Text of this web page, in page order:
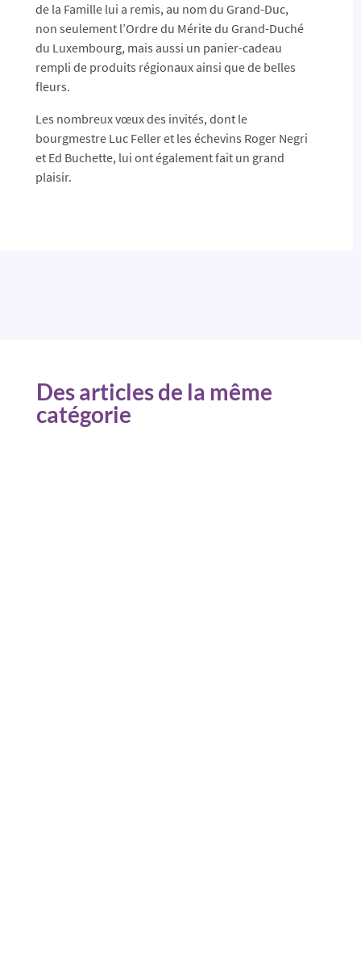
de la Famille lui a remis, au nom du Grand-Duc,
non seulement l’Ordre du Mérite du Grand-Duché
du Luxembourg, mais aussi un panier-cadeau
rempli de produits régionaux ainsi que de belles
fleurs.
Les nombreux vœux des invités, dont le
bourgmestre Luc Feller et les échevins Roger Negri
et Ed Buchette, lui ont également fait un grand
plaisir.
Des articles de la même
catégorie